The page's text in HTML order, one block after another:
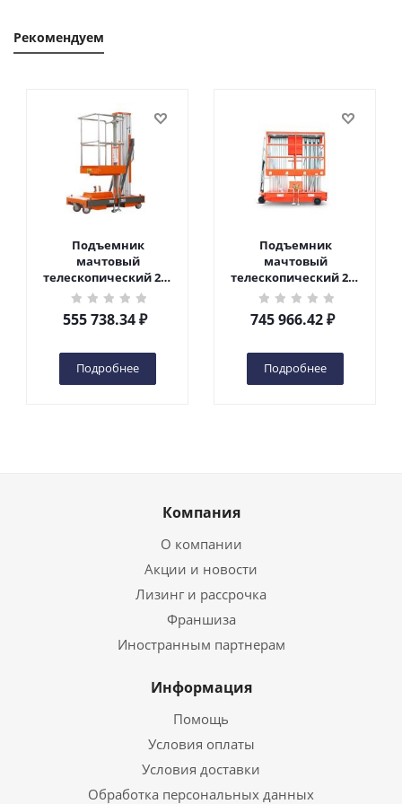
Рекомендуем
Подъемник
мачтовый
телескопический 200
кг 6 м TOR GTWY6-200S
DC 2-мачтовый
(автономный) (G) в
555 738.34₽
Подробнее
Подъемник
мачтовый
телескопический 200
кг 10 м TOR GTWY10-
200S DC 2-мачтовый
(автономный) (N) в
745 966.42₽
Подробнее
Компания
О компании
Акции и новости
Лизинг и рассрочка
Франшиза
Иностранным партнерам
Информация
Помощь
Условия оплаты
Условия доставки
Обработка персональных данных